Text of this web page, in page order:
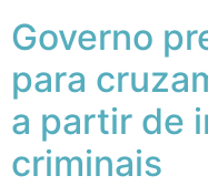
Governo
para
a partir de
criminais